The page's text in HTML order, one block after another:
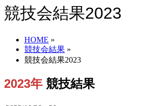
競技会結果2023
HOME »
競技会結果 »
競技会結果2023
2023年 競技結果